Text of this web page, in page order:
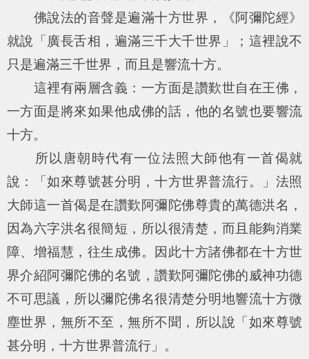
佛說法的音聲是遍滿十方世界，《阿彌陀經》
就說「廣長舌相，遍滿三千大千世界」；這裡說不
只是遍滿三千世界，而且是響流十方。
這裡有兩層含義：一方面是讚歎世自在王佛，
一方面是將來如果他成佛的話，他的名號也要響流
十方。
所以唐朝時代有一位法照大師他有一首偈就
說：「如來尊號甚分明，十方世界普流行。」法照
大師這一首偈是在讚歎阿彌陀佛尊貴的萬德洪名，
因為六字洪名很簡短，所以很清楚，而且能夠消業
障、增福慧，往生成佛。因此十方諸佛都在十方世
界介紹阿彌陀佛的名號，讚歎阿彌陀佛的威神功德
不可思議，所以彌陀佛名很清楚分明地響流十方微
塵世界，無所不至，無所不聞，所以說「如來尊號
甚分明，十方世界普流行」。